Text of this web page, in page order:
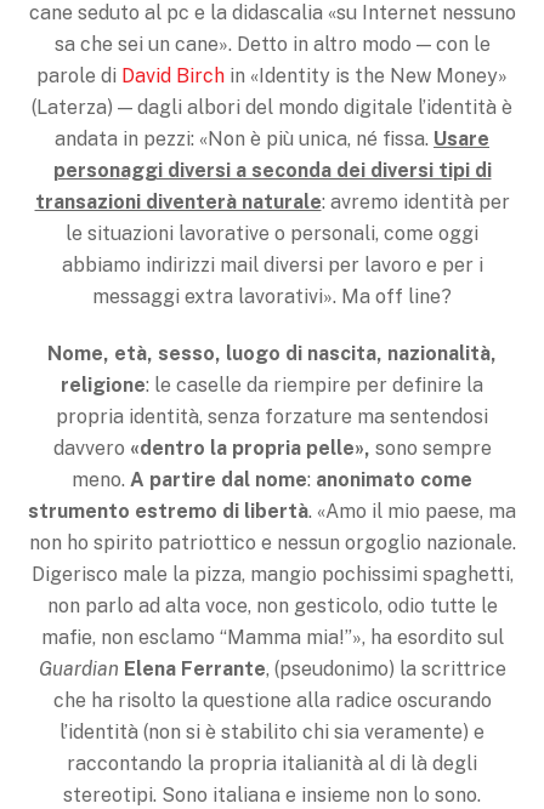
cane seduto al pc e la didascalia «su Internet nessuno
sa che sei un cane». Detto in altro modo — con le
parole di David Birch in «Identity is the New Money»
(Laterza) — dagli albori del mondo digitale l’identità è
andata in pezzi: «Non è più unica, né fissa. Usare
personaggi diversi a seconda dei diversi tipi di
transazioni diventerà naturale: avremo identità per
le situazioni lavorative o personali, come oggi
abbiamo indirizzi mail diversi per lavoro e per i
messaggi extra lavorativi». Ma off line?
Nome, età, sesso, luogo di nascita, nazionalità,
religione: le caselle da riempire per definire la
propria identità, senza forzature ma sentendosi
davvero «dentro la propria pelle», sono sempre
meno. A partire dal nome: anonimato come
strumento estremo di libertà. «Amo il mio paese, ma
non ho spirito patriottico e nessun orgoglio nazionale.
Digerisco male la pizza, mangio pochissimi spaghetti,
non parlo ad alta voce, non gesticolo, odio tutte le
mafie, non esclamo “Mamma mia!”», ha esordito sul
Guardian Elena Ferrante, (pseudonimo) la scrittrice
che ha risolto la questione alla radice oscurando
l’identità (non si è stabilito chi sia veramente) e
raccontando la propria italianità al di là degli
stereotipi. Sono italiana e insieme non lo sono.